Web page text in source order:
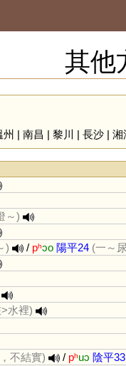
其他
州 | 南昌 | 黎川 | 長沙| 湘
～)
) / pʰɔo 陽平24 (一～
水裡)
不結實) / pʰuɔ 陰平33